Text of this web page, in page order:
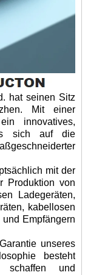
hat seinen Sitz
Mit einer
innovatives,
sich auf die
mit der
Produktion von
Ladegeräten,
kabellosen
Empfängern
unseres
besteht
und